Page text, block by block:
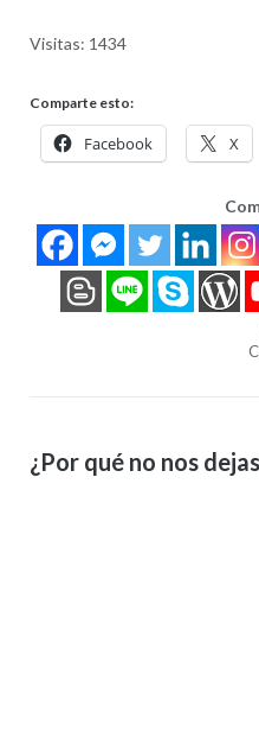
Visitas: 1434
Comparte esto:
Facebook X
¿Por qué no nos